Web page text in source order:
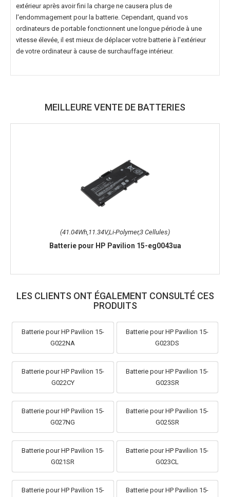
extérieur après avoir fini la charge ne causera plus de
l'endommagement pour la batterie. Cependant, quand vos
ordinateurs de portable fonctionnent une longue période à une
vitesse élevée, il est mieux de déplacer votre batterie à l'extérieur
de votre ordinateur à cause de surchauffage intérieur.
MEILLEURE VENTE DE BATTERIES
(41.04Wh,11.34V,Li-Polymer,3 Cellules)
Batterie pour HP Pavilion 15-eg0043ua
LES CLIENTS ONT ÉGALEMENT CONSULTÉ CES
PRODUITS
Batterie pour HP Pavilion 15-
G022NA
Batterie pour HP Pavilion 15-
G023DS
Batterie pour HP Pavilion 15-
G022CY
Batterie pour HP Pavilion 15-
G023SR
Batterie pour HP Pavilion 15-
G027NG
Batterie pour HP Pavilion 15-
G025SR
Batterie pour HP Pavilion 15-
G021SR
Batterie pour HP Pavilion 15-
G023CL
Batterie pour HP Pavilion 15-
Batterie pour HP Pavilion 15-